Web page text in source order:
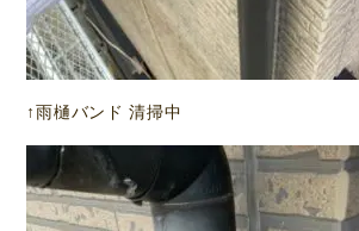
↑雨樋バンド 清掃中